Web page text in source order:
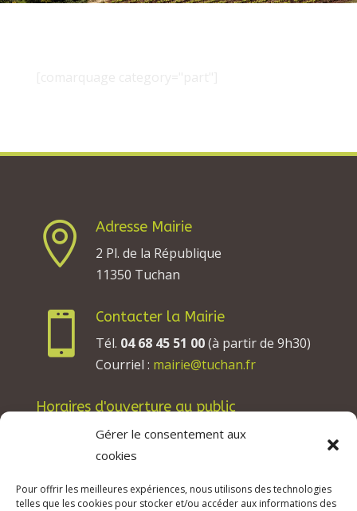
Gérer le consentement aux
cookies
Pour offrir les meilleures expériences, nous utilisons des technologies
telles que les cookies pour stocker et/ou accéder aux informations des

Adresse Mairie
2 Pl. de la République
11350 Tuchan

Contacter la Mairie
Tél. 04 68 45 51 00(à partir de 9h30)
Courriel : mairie@tuchan.fr
Horaires d'ouverture au public
Les lundis, mardis et jeudis : de 8h à 12h et de
13h30 à 17h30.
Les vendredis : de 8h à 12h.